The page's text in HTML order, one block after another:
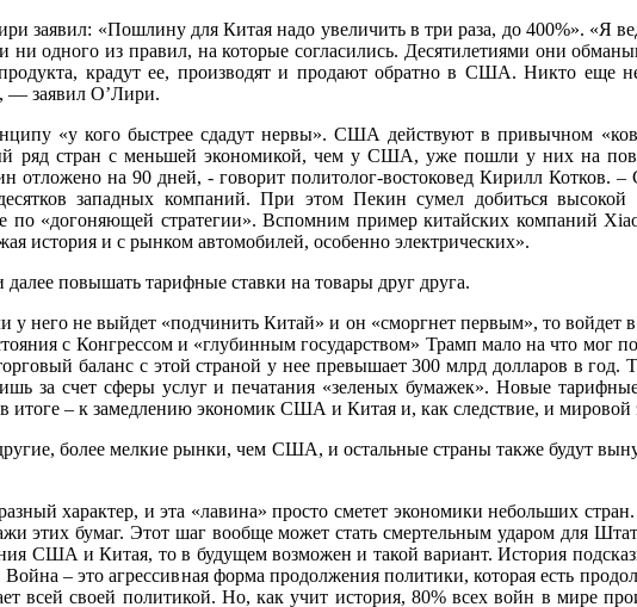
заявил: «Пошлину для Китая надо увеличить в три раза, до 400%». «Я
одного из правил, на которые согласились. Десятилетиями они
крадут ее, производят и продают обратно в США. Никто
— заявил О’Лири.
«у кого быстрее сдадут нервы». США действуют в привычном
ряд стран с меньшей экономикой, чем у США, уже пошли у них на
отложено на 90 дней, - говорит политолог-востоковед Кирилл Котков.
западных компаний. При этом Пекин сумел добиться высокой
по «догоняющей стратегии». Вспомним пример китайских компаний
история и с рынком автомобилей, особенно электрических».
повышать тарифные ставки на товары друг друга.
у него не выйдет «подчинить Китай» и он «сморгнет первым», то
с Конгрессом и «глубинным государством» Трамп мало на что
баланс с этой страной у нее превышает 300 млрд долларов в год.
за счет сферы услуг и печатания «зеленых бумажек». Новые тарифные
итоге – к замедлению экономик США и Китая и, как следствие, и мировой
более мелкие рынки, чем США, и остальные страны также будут
характер, и эта «лавина» просто сметет экономики небольших
этих бумаг. Этот шаг вообще может стать смертельным ударом для
США и Китая, то в будущем возможен и такой вариант. История
– это агрессивная форма продолжения политики, которая есть
всей своей политикой. Но, как учит история, 80% всех войн в мире